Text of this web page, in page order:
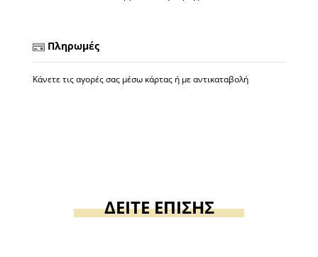
Πληρωμές
Κάνετε τις αγορές σας μέσω κάρτας ή με αντικαταβολή
ΔΕΙΤΕ ΕΠΙΣΗΣ